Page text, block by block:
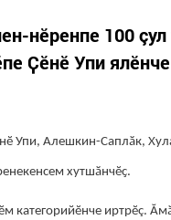
нӗренпе 100
Ҫӗнӗ Упи
Упи, Алешкин-Саплӑк,
хутшӑнчӗҫ.
категорийӗнче иртрӗç.